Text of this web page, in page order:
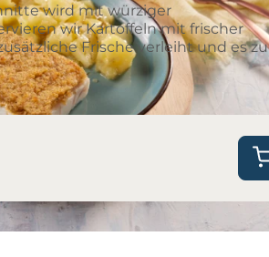
wird mit würziger
wir Kartoffeln mit frischer
Frische verleiht und es zu